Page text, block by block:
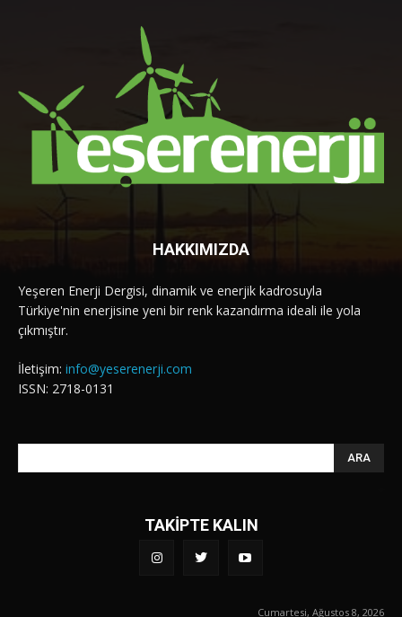
HAKKIMIZDA
Yeşeren Enerji Dergisi, dinamik ve enerjik kadrosuyla
Türkiye'nin enerjisine yeni bir renk kazandırma ideali ile yola
çıkmıştır.
İletişim: info@yeserenerji.com
ISSN: 2718-0131
ARA
TAKİPTE KALIN
Cumartesi, Ağustos 8, 2026